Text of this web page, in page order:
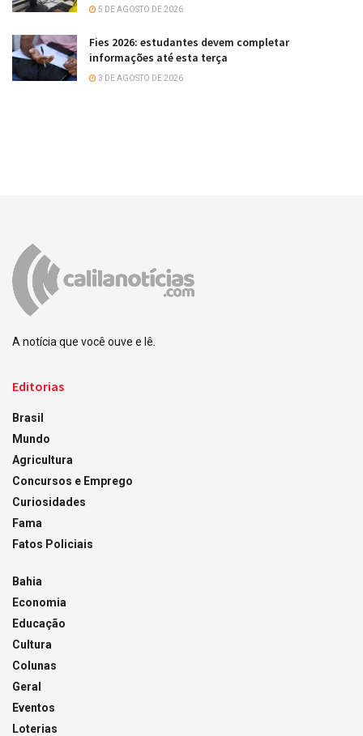
5 DE AGOSTO DE 2026
Fies 2026: estudantes devem completar
informações até esta terça
3 DE AGOSTO DE 2026
A notícia que você ouve e lê.
Editorias
Brasil
Mundo
Agricultura
Concursos e Emprego
Curiosidades
Fama
Fatos Policiais
Bahia
Economia
Educação
Cultura
Colunas
Geral
Eventos
Loterias